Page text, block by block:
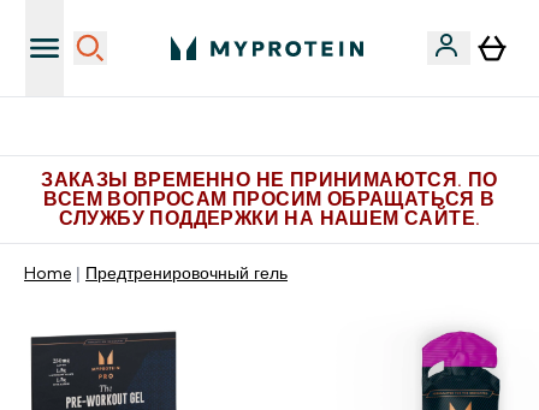
ЗАКАЗЫ ВРЕМЕННО НЕ ПРИНИМАЮТСЯ. ПО
ВСЕМ ВОПРОСАМ ПРОСИМ ОБРАЩАТЬСЯ В
СЛУЖБУ ПОДДЕРЖКИ НА НАШЕМ САЙТЕ.
Home Предтренировочный гель